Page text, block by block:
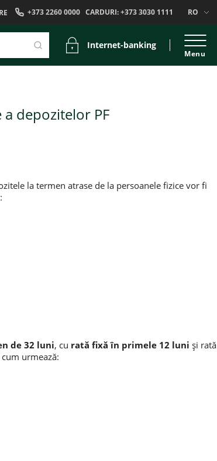
+373 2260 0000 CARDURI:+373 3030 1111 RO
Internet-banking
Menu
depozitelor PF
la termen atrase de la persoanele fizice vor fi
de 32 luni, cu rată fixă în primele 12 luni și rată
urmează: